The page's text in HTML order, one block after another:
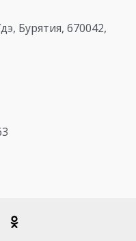
Бурятия, 670042,